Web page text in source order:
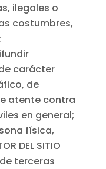
ilegales o
costumbres,
carácter
de
atente contra
en general;
física,
DEL SITIO
terceras